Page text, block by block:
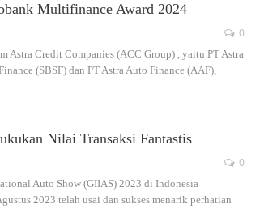
Multifinance Award 2024
0
Astra Credit Companies (ACC Group) , yaitu PT Astra
(SBSF) dan PT Astra Auto Finance (AAF),
Nilai Transaksi Fantastis
0
Auto Show (GIIAS) 2023 di Indonesia
2023 telah usai dan sukses menarik perhatian